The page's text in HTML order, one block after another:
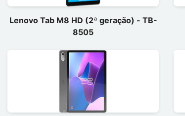
Lenovo Tab M8 HD (2ª geração) - TB-
8505